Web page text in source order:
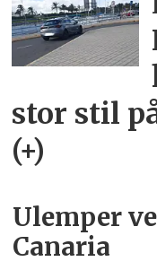
stor stil
(+)
Ulemper
Canaria